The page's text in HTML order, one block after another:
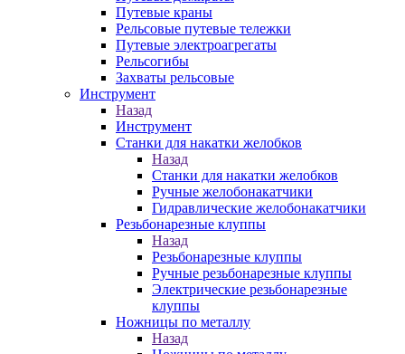
Путевые краны
Рельсовые путевые тележки
Путевые электроагрегаты
Рельсогибы
Захваты рельсовые
Инструмент
Назад
Инструмент
Станки для накатки желобков
Назад
Станки для накатки желобков
Ручные желобонакатчики
Гидравлические желобонакатчики
Резьбонарезные клуппы
Назад
Резьбонарезные клуппы
Ручные резьбонарезные клуппы
Электрические резьбонарезные
клуппы
Ножницы по металлу
Назад